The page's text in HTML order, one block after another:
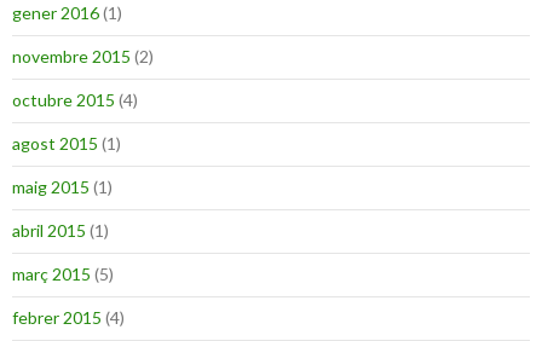
gener 2016(1)
novembre 2015 (2)
octubre 2015 (4)
agost 2015 (1)
maig 2015 (1)
abril 2015 (1)
març 2015 (5)
febrer 2015 (4)